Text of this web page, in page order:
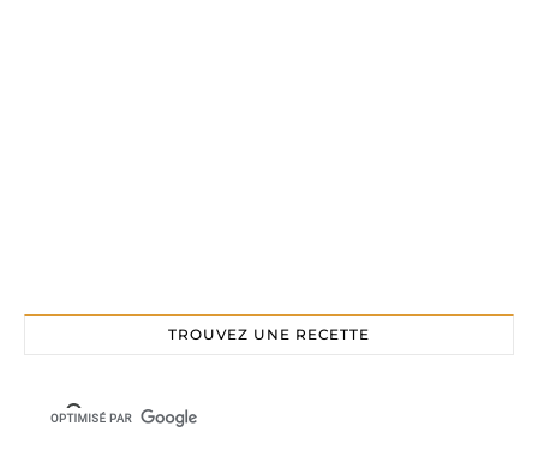
TROUVEZ UNE RECETTE